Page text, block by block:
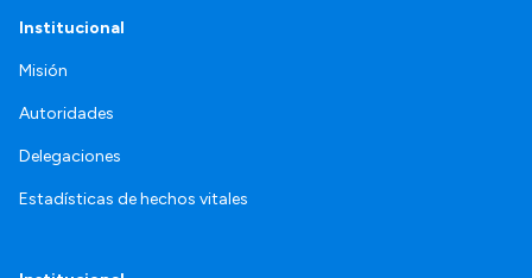
Institucional
Misión
Autoridades
Delegaciones
Estadísticas de hechos vitales